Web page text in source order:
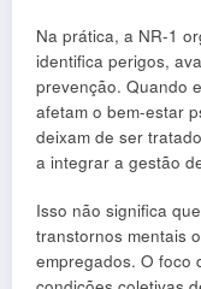
Na prática, a NR-1
identifica perigos,
prevenção. Quando
afetam o bem-estar
deixam de ser
a integrar a gestão
Isso não significa
transtornos mentais
empregados. O foco